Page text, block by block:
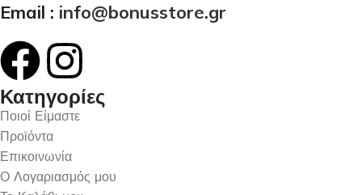
Email : info@bonusstore.gr
Κατηγορίες
Ποιοί Είμαστε
Προϊόντα
Επικοινωνία
Ο Λογαριασμός μου